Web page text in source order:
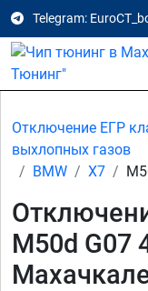
Telegram:
Отключение ЕГР
выхлопных газов
BMW
X7
M50d G07